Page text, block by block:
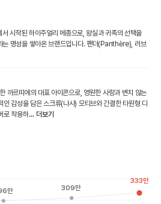
시작된 하이주얼리 메종으로, 왕실과 귀족의 선택을
는 명성을 쌓아온 브랜드입니다. 팬더(Panthère), 러브
까르띠에의 대표 아이콘으로, 영원한 사랑과 변치 않는
감성을 담은 스크류(나사) 모티브와 간결한 타원형 디
로 착용하... 더보기
만 309만
333만